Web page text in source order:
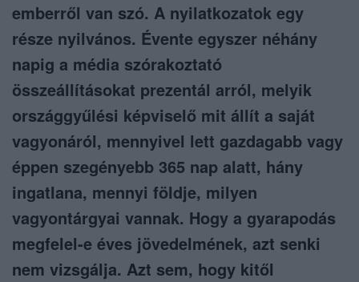
emberről van szó. A nyilatkozatok egy
része nyilvános. Évente egyszer néhány
napig a média szórakoztató
összeállításokat prezentál arról, melyik
országgyűlési képviselő mit állít a saját
vagyonáról, mennyivel lett gazdagabb vagy
éppen szegényebb 365 nap alatt, hány
ingatlana, mennyi földje, milyen
vagyontárgyai vannak. Hogy a gyarapodás
megfelel-e éves jövedelmének, azt senki
nem vizsgálja. Azt sem, hogy kitől